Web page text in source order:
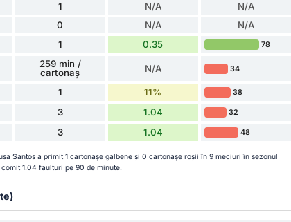
1 N/A N/A
0 N/A N/A
1 0.35 78
259 min /
cartonaș
N/A 34
1 11% 38
3 1.04 32
3 1.04 48
Santos a primit 1 cartonașe galbene și 0 cartonașe roșii în 9 meciuri în sezonul
1.04 faulturi pe 90 de minute.